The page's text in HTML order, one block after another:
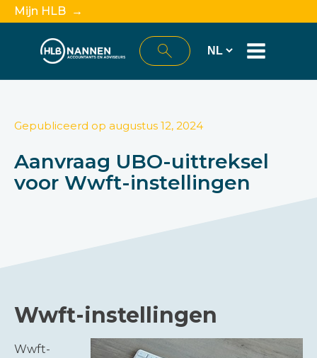
Mijn HLB →
Gepubliceerd op augustus 12, 2024
Aanvraag UBO-uittreksel
voor Wwft-instellingen
Wwft-instellingen
Wwft-